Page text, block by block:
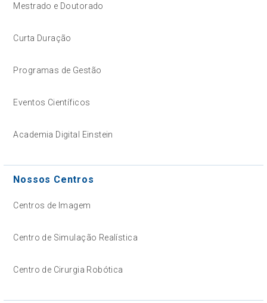
Mestrado e Doutorado
Curta Duração
Programas de Gestão
Eventos Científicos
Academia Digital Einstein
Nossos Centros
Centros de Imagem
Centro de Simulação Realística
Centro de Cirurgia Robótica